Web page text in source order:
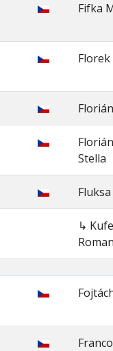
Fifka
Stella
↳